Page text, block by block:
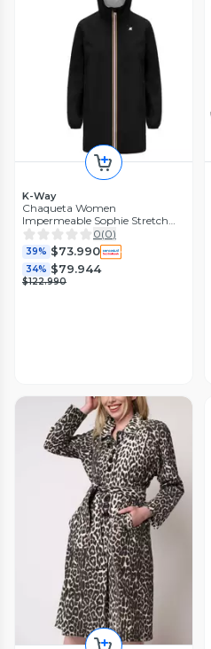
K-Way
Chaqueta Women
Impermeable Sophie Stretch
Poly Jersey Black Pure
0(0)
39% $73.990
34% $79.944
$122.990